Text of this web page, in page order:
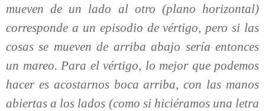
mueven de un lado al otro (plano horizontal)
corresponde a un episodio de vértigo, pero si las
cosas se mueven de arriba abajo sería entonces
un mareo. Para el vértigo, lo mejor que podemos
hacer es acostarnos boca arriba, con las manos
abiertas a los lados (como si hiciéramos una letra